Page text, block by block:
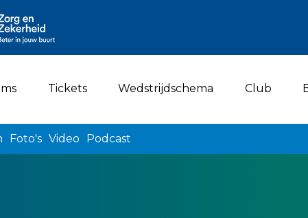
Tickets Wedstrijdschema Club
Foto's Video Podcast